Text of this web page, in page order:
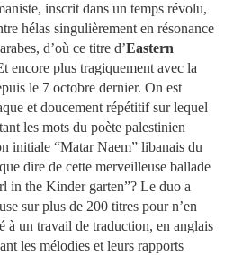
inscrit dans un temps révolu,
hélas singulièrement en résonance
d’où ce titre d’Eastern
encore plus tragiquement avec la
le 7 octobre dernier. On est
et doucement répétitif sur lequel
les mots du poète palestinien
initiale “Matar Naem” libanais du
dire de cette merveilleuse ballade
in the Kinder garten”? Le duo a
sur plus de 200 titres pour n’en
à un travail de traduction, en anglais
les mélodies et leurs rapports